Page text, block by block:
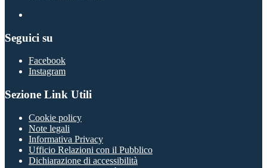
Seguici su
Facebook
Instagram
Sezione Link Utili
Cookie policy
Note legali
Informativa Privacy
Ufficio Relazioni con il Pubblico
Dichiarazione di accessibilità